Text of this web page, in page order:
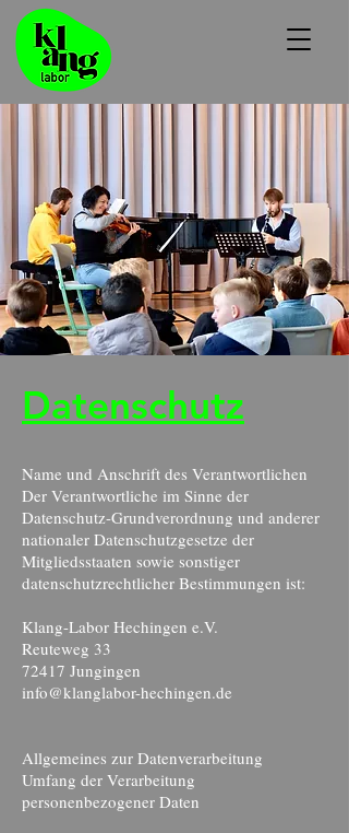
Datenschutz
Name und Anschrift des Verantwortlichen
Der Verantwortliche im Sinne der
Datenschutz-Grundverordnung und anderer
nationaler Datenschutzgesetze der
Mitgliedsstaaten sowie sonstiger
datenschutzrechtlicher Bestimmungen ist:
Klang-Labor Hechingen e.V.
Reuteweg 33
72417 Jungingen
info@klanglabor-hechingen.de
Allgemeines zur Datenverarbeitung
Umfang der Verarbeitung
personenbezogener Daten